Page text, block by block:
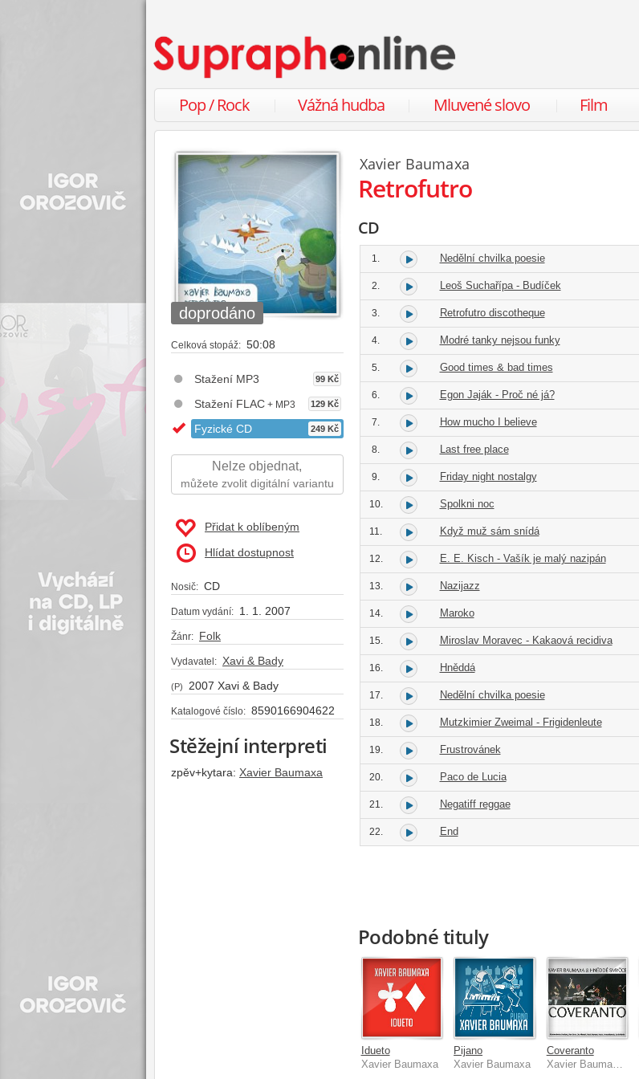
Pop / Rock Vážná hudba Mluvené slovo Film
doprodáno
Celková stopáž: 50:08
Stažení MP3 99 Kč
Stažení FLAC + MP3 129 Kč
Fyzické CD 249 Kč
Nelze objednat,
můžete zvolit digitální variantu
Přidat k oblíbeným
Hlídat dostupnost
Nosič: CD
Datum vydání: 1. 1. 2007
Žánr: Folk
Vydavatel: Xavi & Bady
(P) 2007 Xavi & Bady
Katalogové číslo: 8590166904622
Stěžejní interpreti
zpěv+kytara: Xavier Baumaxa
Xavier Baumaxa
Retrofutro
CD
1. Nedělní chvilka poesie
2. Leoš Suchařípa - Budíček
3. Retrofutro discotheque
4. Modré tanky nejsou funky
5. Good times & bad times
6. Egon Jaják - Proč né já?
7. How mucho I believe
8. Last free place
9. Friday night nostalgy
10. Spolkni noc
11. Když muž sám snídá
12. E. E. Kisch - Vašík je malý nazipán
13. Nazijazz
14. Maroko
15. Miroslav Moravec - Kakaová recidiva
16. Hněddá
17. Nedělní chvilka poesie
18. Mutzkimier Zweimal - Frigidenleute
19. Frustrovánek
20. Paco de Lucia
21. Negatiff reggae
22. End
Podobné tituly
Idueto
Xavier Baumaxa
Pijano
Xavier Baumaxa
Coveranto
Xavier Baumaxa, Hněddé smyčce